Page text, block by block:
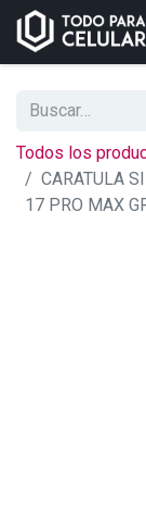
Todos los
CARATULA
17 PRO MAX